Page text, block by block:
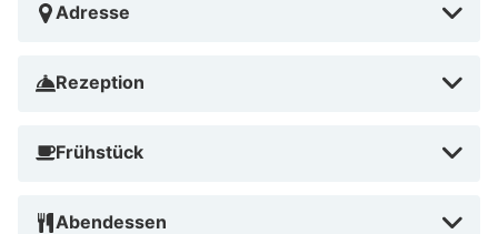
Adresse
Rezeption
Frühstück
Abendessen